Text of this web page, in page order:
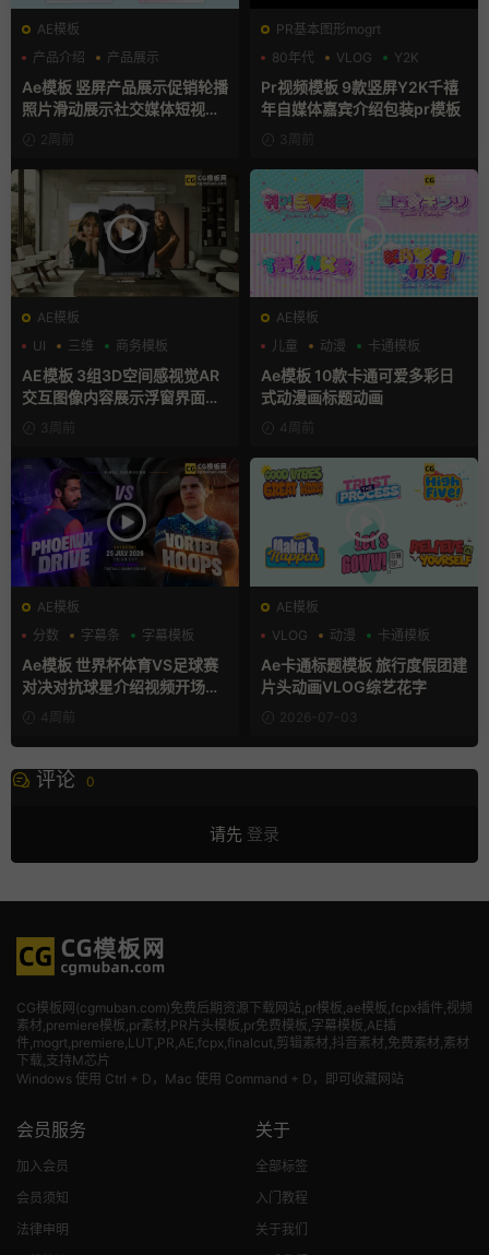
AE模板
产品介绍
产品展示
卡通模板
Ae模板 竖屏产品展示促销轮播
照片滑动展示社交媒体短视频
片头2周前
PR基本图形mogrt
80年代
VLOG Y2K
Pr视频模板 9款竖屏Y2K千禧
年自媒体嘉宾介绍包装pr模板
3周前
AE模板
UI
三维 商务模板
AE模板 3组3D空间感视觉AR
交互图像内容展示浮窗界面动
3周前
AE模板
儿童
动漫 卡通模板
Ae模板 10款卡通可爱多彩日
式动漫画标题动画
4周前
AE模板
分数
字幕条 字幕模板
Ae模板 世界杯体育VS足球赛
对决对抗球星介绍视频开场片
4周前
AE模板
VLOG
动漫 卡通模板
Ae卡通标题模板 旅行度假团建
片头动画VLOG综艺花字
2026-07-03
评论 0
请先 登录
CG模板网(cgmuban.com)免费后期资源下载网站,pr模板,ae模板,fcpx插件,视频
素材 ,premiere模板,pr素材,PR片头模板,pr免费模板,字幕模板,AE插
件,mogrt,premiere,LUT,PR,AE,fcpx,finalcut,剪辑素材,抖音素材,免费素材,素材
下载,支持M芯片
Windows 使用 Ctrl + D，Mac 使用 Command + D，即可收藏网站
会员服务
加入会员
会员须知
法律申明
关于
全部标签
入门教程
关于我们